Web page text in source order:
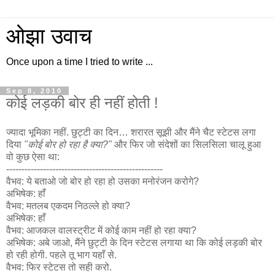
ओझा उवाच
Once upon a time I tried to write ...
Sep 8, 2010
कोई लड़की बोर ही नहीं होती !
ज्यादा भूमिका नहीं. छुट्टी का दिन… शरारत सूझी और मैंने चैट स्टेटस लगा
दिया "कोई बोर हो रहा है क्या?" और फिर जो संदेशों का सिलसिला चालू हुआ
वो कुछ ऐसा था:
---------------------------------------------------
वैभव: ये बताओ जो बोर हो रहा हो उसका मनोरंजन करोगे?
अभिषेक: हाँ
वैभव: मतलब एकदम निठल्ले हो क्या?
अभिषेक: हाँ
वैभव: आजकल वालस्ट्रीट में कोई काम नहीं हो रहा क्या?
अभिषेक: अबे जाओ, मैंने छुट्टी के दिन स्टेटस लगाया था कि कोई लड़की बोर
हो रही होगी. पहले तू भाग यहाँ से.
वैभव: फिर स्टेटस तो सही करो.